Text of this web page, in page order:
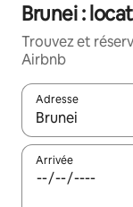
Brunei :
Trouvez et
Airbnb
Adresse
Lorsque les
Arrivée